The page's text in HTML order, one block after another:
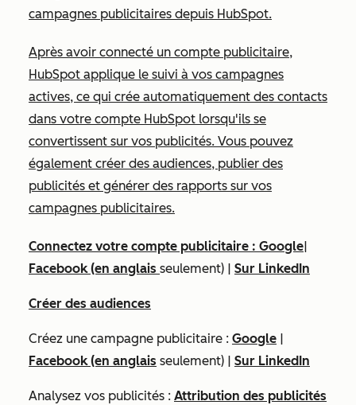
campagnes publicitaires depuis HubSpot.
Après avoir connecté un compte publicitaire,
HubSpot applique le suivi à vos campagnes
actives, ce qui crée automatiquement des contacts
dans votre compte HubSpot lorsqu'ils se
convertissent sur vos publicités. Vous pouvez
également créer des audiences, publier des
publicités et générer des rapports sur vos
campagnes publicitaires.
Connectez votre compte publicitaire : Google|
Facebook (en anglais seulement) | Sur LinkedIn
Créer des audiences
Créez une campagne publicitaire : Google |
Facebook (en anglais seulement) | Sur LinkedIn
Analysez vos publicités : Attribution des publicités